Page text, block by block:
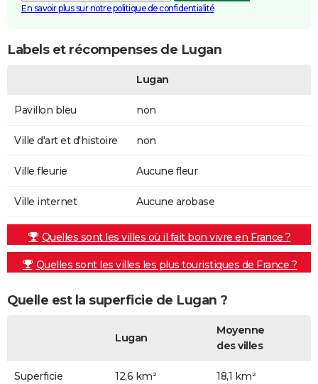
En savoir plus sur notre politique de confidentialité
Labels et récompenses de Lugan
Lugan
Pavillon bleu non
Ville d'art et d'histoire non
Ville fleurie Aucune fleur
Ville internet Aucune arobase
Quelles sont les villes où il fait bon vivre en France ?
Quelles sont les villes les plus touristiques de France ?
Quelle est la superficie de Lugan ?
Lugan
Moyenne
des villes
Superficie
12,6 km² 18,1 km²